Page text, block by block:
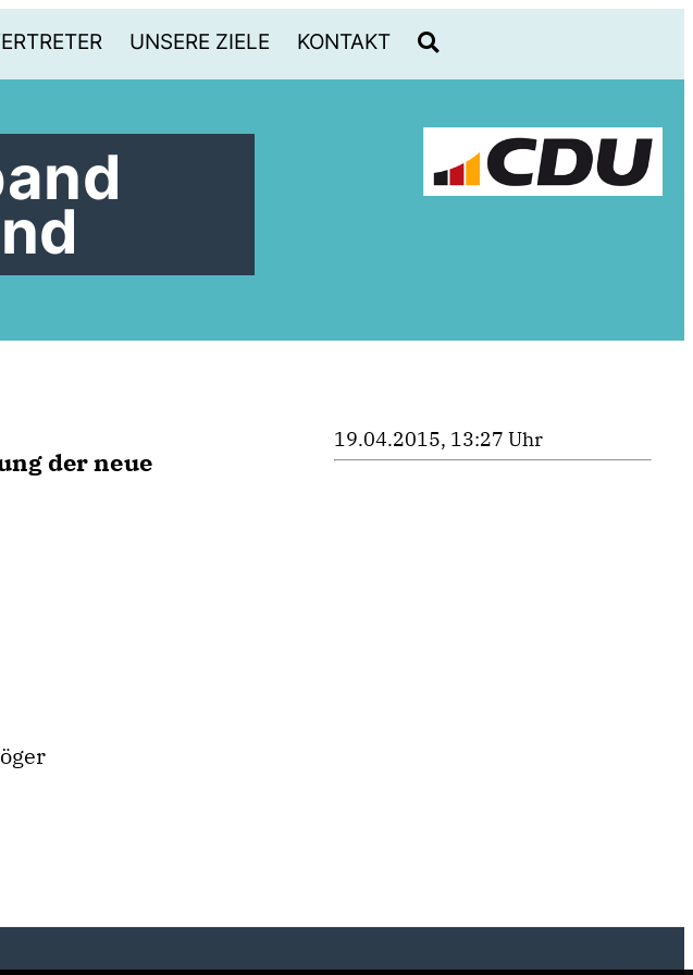
UNSERE ZIELE KONTAKT
der neue
19.04.2015, 13:27 Uhr